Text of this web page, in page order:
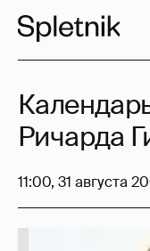
Ричарда
11:00, 31 августа